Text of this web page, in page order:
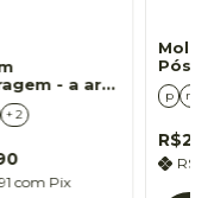
- a arte
+ 2
com Pix
p m